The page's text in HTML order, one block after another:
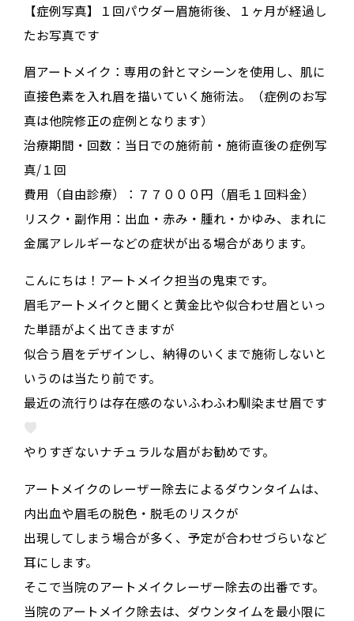
【症例写真】１回パウダー眉施術後、１ヶ月が経過し
たお写真です
眉アートメイク：専用の針とマシーンを使用し、肌に
直接色素を入れ眉を描いていく施術法。（症例のお写
真は他院修正の症例となります）
治療期間・回数：当日での施術前・施術直後の症例写
真/１回
費用（自由診療）：７７０００円（眉毛１回料金）
リスク・副作用：出血・赤み・腫れ・かゆみ、まれに
金属アレルギーなどの症状が出る場合があります。
こんにちは！アートメイク担当の鬼束です。
眉毛アートメイクと聞くと黄金比や似合わせ眉といっ
た単語がよく出てきますが
似合う眉をデザインし、納得のいくまで施術しないと
いうのは当たり前です。
最近の流行りは存在感のないふわふわ馴染ませ眉です
やりすぎないナチュラルな眉がお勧めです。
アートメイクのレーザー除去によるダウンタイムは、
内出血や眉毛の脱色・脱毛のリスクが
出現してしまう場合が多く、予定が合わせづらいなど
耳にします。
そこで当院のアートメイクレーザー除去の出番です。
当院のアートメイク除去は、ダウンタイムを最小限に